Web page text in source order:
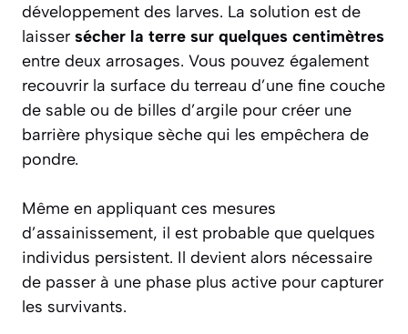
développement des larves. La solution est de
laisser sécher la terre sur quelques centimètres
entre deux arrosages. Vous pouvez également
recouvrir la surface du terreau d’une fine couche
de sable ou de billes d’argile pour créer une
barrière physique sèche qui les empêchera de
pondre.
Même en appliquant ces mesures
d’assainissement, il est probable que quelques
individus persistent. Il devient alors nécessaire
de passer à une phase plus active pour capturer
les survivants.